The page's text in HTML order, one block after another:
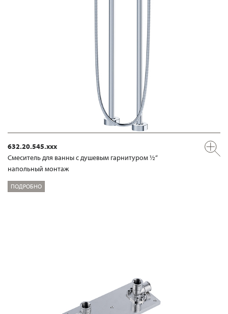
632.20.545.xxx
Смеситель для ванны с душевым гарнитуром ½“
напольный монтаж
ПОДРОБНО